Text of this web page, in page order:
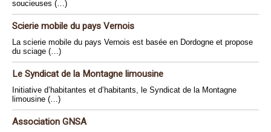
soucieuses (…)
Scierie mobile du pays Vernois
La scierie mobile du pays Vernois est basée en Dordogne et propose
du sciage (…)
Le Syndicat de la Montagne limousine
Initiative d’habitantes et d’habitants, le Syndicat de la Montagne
limousine (…)
Association GNSA